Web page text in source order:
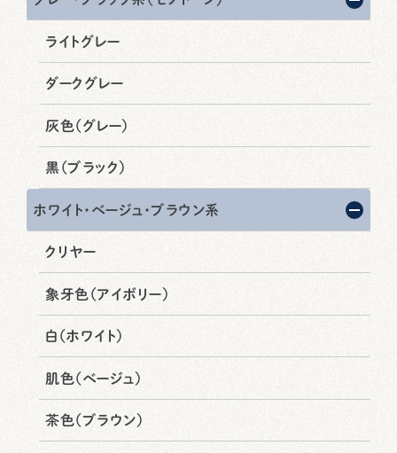
ライトグレー
ダークグレー
灰色（グレー）
黒（ブラック）
ホワイト・ベージュ・ブラウン系
クリヤー
象牙色（アイボリー）
白（ホワイト）
肌色（ベージュ）
茶色（ブラウン）